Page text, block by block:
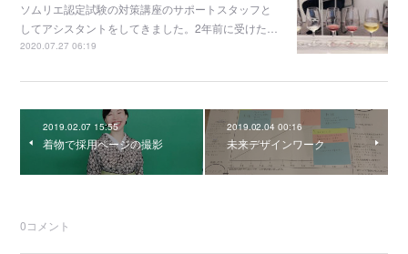
ソムリエ認定試験の対策講座のサポートスタッフと
してアシスタントをしてきました。2年前に受けた…
2020.07.27 06:19
2019.02.07 15:55
着物で採用ページの撮影
2019.02.04 00:16
未来デザインワーク
0コメント